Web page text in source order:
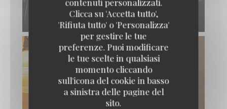
contenuti personalizzati.
Clicca su 'Accetta tutto',
'Rifiuta tutto' o 'Personalizza'
per gestire le tue
preferenze. Puoi modificare
le tue scelte in qualsiasi
momento cliccando
sull'icona del cookie in basso
a sinistra delle pagine del
sito.